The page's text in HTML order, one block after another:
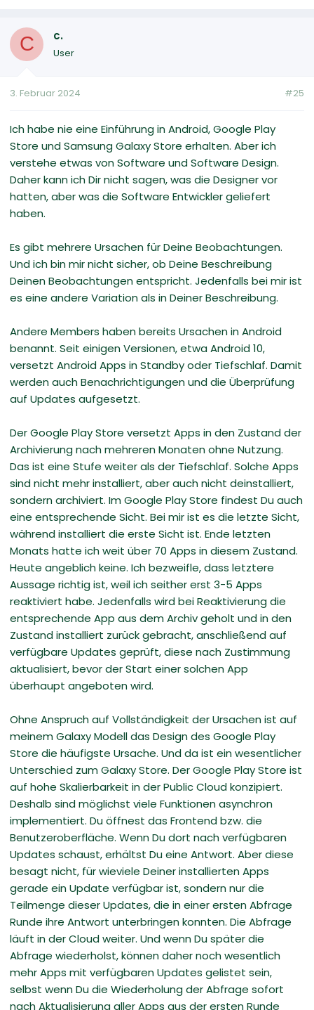
C c.
User
3. Februar 2024 #25
Ich habe nie eine Einführung in Android, Google Play
Store und Samsung Galaxy Store erhalten. Aber ich
verstehe etwas von Software und Software Design.
Daher kann ich Dir nicht sagen, was die Designer vor
hatten, aber was die Software Entwickler geliefert
haben.
Es gibt mehrere Ursachen für Deine Beobachtungen.
Und ich bin mir nicht sicher, ob Deine Beschreibung
Deinen Beobachtungen entspricht. Jedenfalls bei mir ist
es eine andere Variation als in Deiner Beschreibung.
Andere Members haben bereits Ursachen in Android
benannt. Seit einigen Versionen, etwa Android 10,
versetzt Android Apps in Standby oder Tiefschlaf. Damit
werden auch Benachrichtigungen und die Überprüfung
auf Updates aufgesetzt.
Der Google Play Store versetzt Apps in den Zustand der
Archivierung nach mehreren Monaten ohne Nutzung.
Das ist eine Stufe weiter als der Tiefschlaf. Solche Apps
sind nicht mehr installiert, aber auch nicht deinstalliert,
sondern archiviert. Im Google Play Store findest Du auch
eine entsprechende Sicht. Bei mir ist es die letzte Sicht,
während installiert die erste Sicht ist. Ende letzten
Monats hatte ich weit über 70 Apps in diesem Zustand.
Heute angeblich keine. Ich bezweifle, dass letztere
Aussage richtig ist, weil ich seither erst 3-5 Apps
reaktiviert habe. Jedenfalls wird bei Reaktivierung die
entsprechende App aus dem Archiv geholt und in den
Zustand installiert zurück gebracht, anschließend auf
verfügbare Updates geprüft, diese nach Zustimmung
aktualisiert, bevor der Start einer solchen App
überhaupt angeboten wird.
Ohne Anspruch auf Vollständigkeit der Ursachen ist auf
meinem Galaxy Modell das Design des Google Play
Store die häufigste Ursache. Und da ist ein wesentlicher
Unterschied zum Galaxy Store. Der Google Play Store ist
auf hohe Skalierbarkeit in der Public Cloud konzipiert.
Deshalb sind möglichst viele Funktionen asynchron
implementiert. Du öffnest das Frontend bzw. die
Benutzeroberfläche. Wenn Du dort nach verfügbaren
Updates schaust, erhältst Du eine Antwort. Aber diese
besagt nicht, für wieviele Deiner installierten Apps
gerade ein Update verfügbar ist, sondern nur die
Teilmenge dieser Updates, die in einer ersten Abfrage
Runde ihre Antwort unterbringen konnten. Die Abfrage
läuft in der Cloud weiter. Und wenn Du später die
Abfrage wiederholst, können daher noch wesentlich
mehr Apps mit verfügbaren Updates gelistet sein,
selbst wenn Du die Wiederholung der Abfrage sofort
nach Aktualisierung aller Apps aus der ersten Runde